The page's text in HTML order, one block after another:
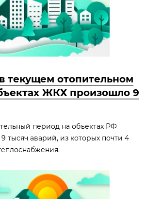
текущем отопительном
ЖКХ произошло 9
период на объектах РФ
тысяч аварий, из которых почти 4